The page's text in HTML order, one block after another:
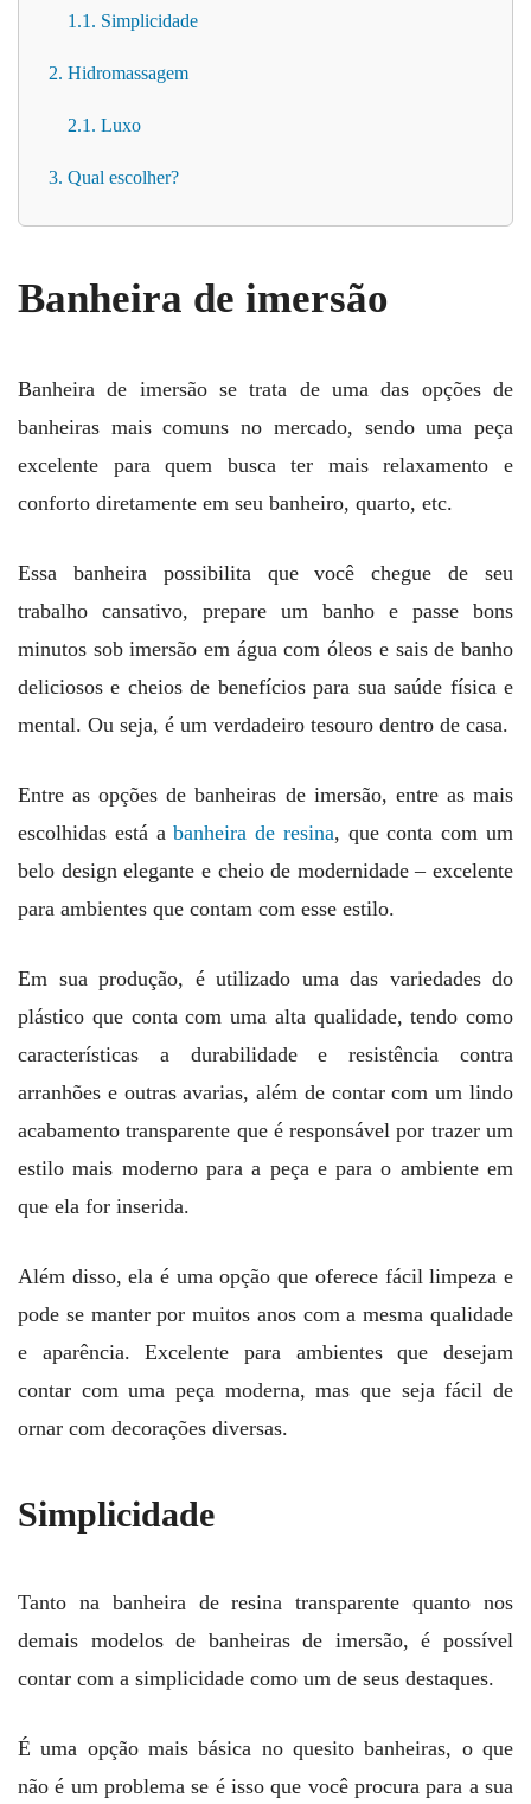
1.1. Simplicidade
2. Hidromassagem
2.1. Luxo
3. Qual escolher?
Banheira de imersão
Banheira de imersão se trata de uma das opções de
banheiras mais comuns no mercado, sendo uma peça
excelente para quem busca ter mais relaxamento e
conforto diretamente em seu banheiro, quarto, etc.
Essa banheira possibilita que você chegue de seu
trabalho cansativo, prepare um banho e passe bons
minutos sob imersão em água com óleos e sais de banho
deliciosos e cheios de benefícios para sua saúde física e
mental. Ou seja, é um verdadeiro tesouro dentro de casa.
Entre as opções de banheiras de imersão, entre as mais
escolhidas está abanheira de resina, que conta com um
belo design elegante e cheio de modernidade – excelente
para ambientes que contam com esse estilo.
Em sua produção, é utilizado uma das variedades do
plástico que conta com uma alta qualidade, tendo como
características a durabilidade e resistência contra
arranhões e outras avarias, além de contar com um lindo
acabamento transparente que é responsável por trazer um
estilo mais moderno para a peça e para o ambiente em
que ela for inserida.
Além disso, ela é uma opção que oferece fácil limpeza e
pode se manter por muitos anos com a mesma qualidade
e aparência. Excelente para ambientes que desejam
contar com uma peça moderna, mas que seja fácil de
ornar com decorações diversas.
Simplicidade
Tanto na banheira de resina transparente quanto nos
demais modelos de banheiras de imersão, é possível
contar com a simplicidade como um de seus destaques.
É uma opção mais básica no quesito banheiras, o que
não é um problema se é isso que você procura para a sua